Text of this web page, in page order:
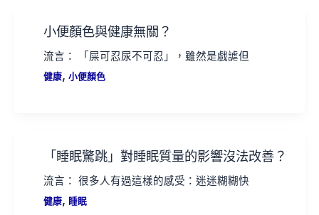
小便顏色與健康無關？
流言： 「屎可忍尿不可忍」，雖然是戲謔但
健康,小便顏色
「睡眠驚跳」對睡眠質量的影響沒法改善？
流言： 很多人有過這樣的感受：迷迷糊糊快
健康, 睡眠